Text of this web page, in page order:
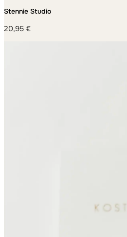
Stennie Studio
20,95 €